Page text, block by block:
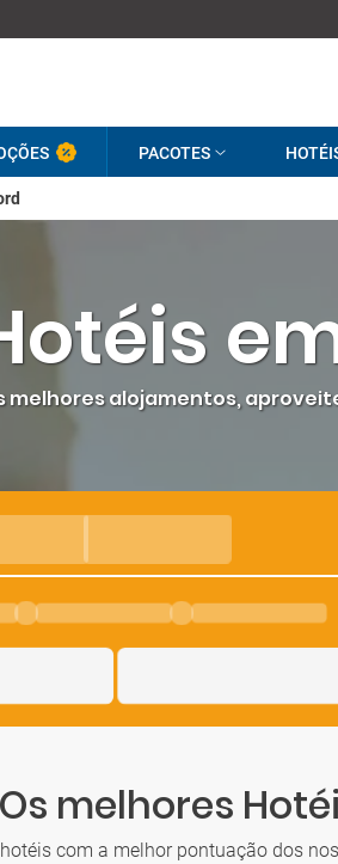
PACOTES
melhores alojamentos,
melhores
com a melhor pontuação dos